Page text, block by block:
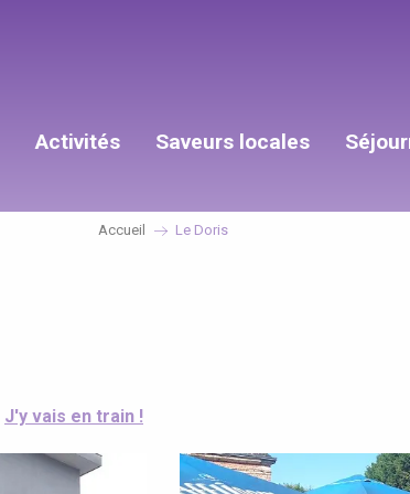
Activités Saveurs locales
Accueil Le Doris
J'y vais en train !